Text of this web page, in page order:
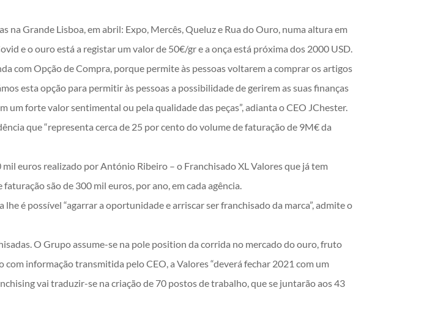
na Grande Lisboa, em abril: Expo, Mercês, Queluz e Rua do Ouro, numa altura em
e o ouro está a registar um valor de 50€/gr e a onça está próxima dos 2000 USD.
com Opção de Compra, porque permite às pessoas voltarem a comprar os artigos
esta opção para permitir às pessoas a possibilidade de gerirem as suas finanças
forte valor sentimental ou pela qualidade das peças”, adianta o CEO JChester.
que “representa cerca de 25 por cento do volume de faturação de 9M€ da
euros realizado por António Ribeiro – o Franchisado XL Valores que já tem
são de 300 mil euros, por ano, em cada agência.
é possível “agarrar a oportunidade e arriscar ser franchisado da marca”, admite o
O Grupo assume-se na pole position da corrida no mercado do ouro, fruto
informação transmitida pelo CEO, a Valores “deverá fechar 2021 com um
vai traduzir-se na criação de 70 postos de trabalho, que se juntarão aos 43